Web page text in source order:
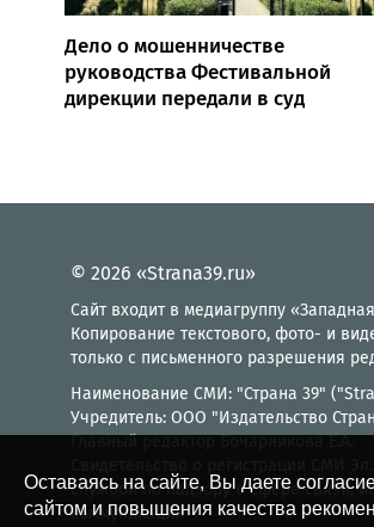
Дело о мошенничестве
руководства Фестивальной
дирекции передали в суд
© 2026 «Strana39.ru»
Сайт входит в медиагруппу
Копирование текстового, фото- и
только с письменного разрешения
Наименование СМИ: "Страна 39"
Учредитель: ООО "Издательство
Главный редактор Бочарникова Е.А.
службой по надзору в сфере связи,
коммуникаций
Оставаясь на сайте, Вы даете
сайтом и повышения качества